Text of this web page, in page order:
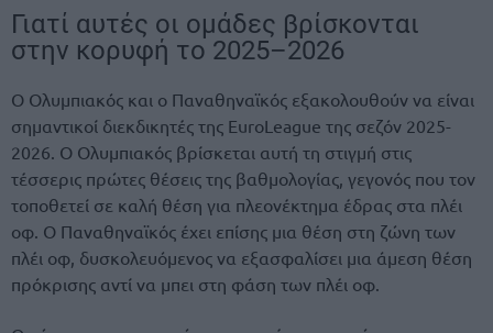
Γιατί αυτές οι ομάδες βρίσκονται
στην κορυφή το 2025–2026
Ο Ολυμπιακός και ο Παναθηναϊκός εξακολουθούν να είναι
σημαντικοί διεκδικητές της EuroLeague της σεζόν 2025-
2026. Ο Ολυμπιακός βρίσκεται αυτή τη στιγμή στις
τέσσερις πρώτες θέσεις της βαθμολογίας, γεγονός που τον
τοποθετεί σε καλή θέση για πλεονέκτημα έδρας στα πλέι
οφ. Ο Παναθηναϊκός έχει επίσης μια θέση στη ζώνη των
πλέι οφ, δυσκολευόμενος να εξασφαλίσει μια άμεση θέση
πρόκρισης αντί να μπει στη φάση των πλέι οφ.